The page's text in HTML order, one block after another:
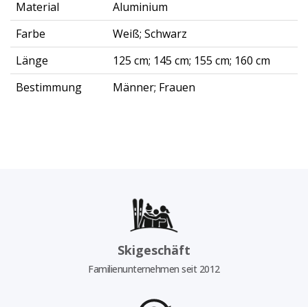
Material
Aluminium
Farbe
Weiß; Schwarz
Länge
125 cm; 145 cm; 155 cm; 160 cm
Bestimmung
Männer; Frauen
Skigeschäft
Familienunternehmen seit 2012